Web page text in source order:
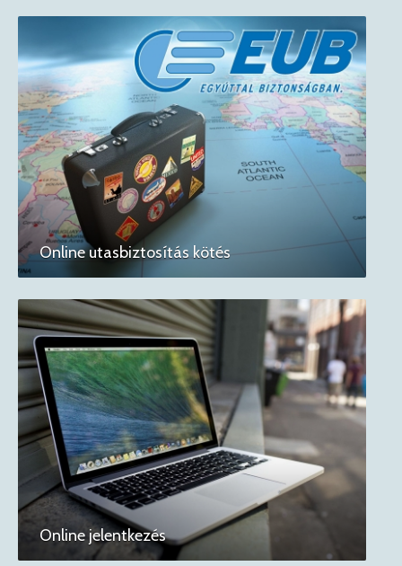
Online utasbiztosítás kötés
Online jelentkezés